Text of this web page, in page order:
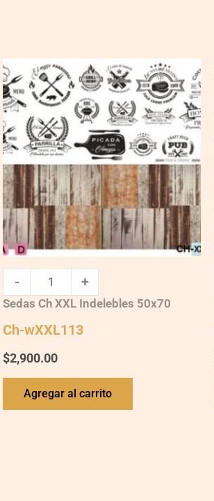
Ch-
wXXL113
quantity
- +
Sedas Ch XXL Indelebles 50x70
Ch-wXXL113
$2,900.00
Agregar al carrito